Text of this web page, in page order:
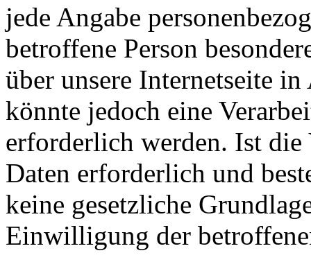
jede Angabe
betroffene Person
über unsere Internetseite
könnte jedoch eine
erforderlich werden. Ist die
Daten erforderlich und
keine gesetzliche
Einwilligung der